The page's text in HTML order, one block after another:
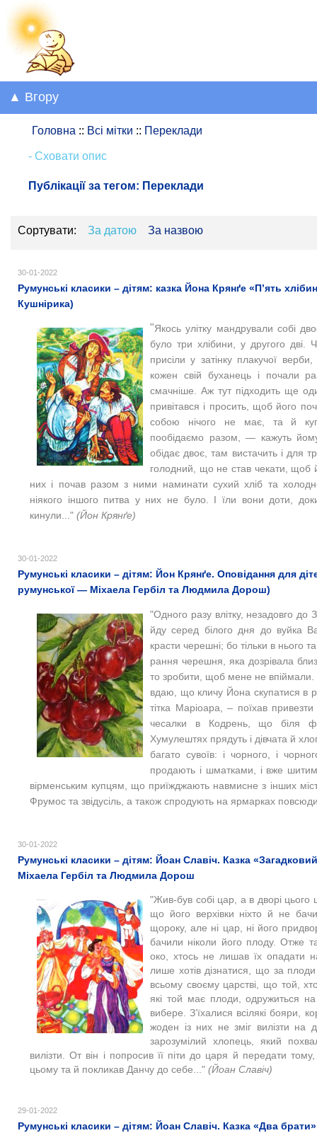
▲ Вгору
Головна :: Всі мітки :: Переклади
- Сховати опис
Публікації за тегом: Переклади
Сортувати: За датою За назвою
30-01-2022
Румунські класики – дітям: казка Йона Крянґе «П’ять
Кушнірика)
"Якось улітку мандрували собі
було три хлібини, у другого дві.
присіли у затінку плакучої
кожен свій буханець і почали
смачніше. Аж тут підходить ще
привітався і просить, щоб його
собою нічого не має, та й
пообідаємо разом, — кажуть
обідає двоє, там вистачить і для
голодний, що не став чекати, щоб
них і почав разом з ними наминати сухий хліб та
ніякого іншого питва у них не було. І їли вони доти,
кинули..." (Йон Крянґе)
30-01-2022
Румунські класики – дітям: Йон Крянґе. Оповідання для
румунської — Міхаела Гербіл та Людмила Дорош)
"Одного разу влітку, незадовго до
йду серед білого дня до вуйка
красти черешні; бо тільки в нього
рання черешня, яка дозрівала
то зробити, щоб мене не впіймали.
вдаю, що кличу Йона скупатися в
тітка Маріоара, – поїхав
чесалки в Кодрень, що біля
Хумулештях прядуть і дівчата й
багато сувоїв: i чорного, і
продають і шматками, і вже
вірменським купцям, що приїжджають навмисне з інших
Фрумос та звідусіль, а також спродують на ярмарках
30-01-2022
Румунські класики – дітям: Йоан Славіч. Казка
Міхаела Гербіл та Людмила Дорош
"Жив-був собі цар, а в дворі цього
що його верхівки ніхто й не
щороку, але ні цар, ні його
бачили ніколи його плоду. Отже
око, хтось не лишав їх опадати
лише хотів дізнатися, що за
всьому своєму царстві, що той,
які той має плоди, одружиться
вибере. З’їхалися всілякі бояри,
жоден із них не зміг вилізти на
зарозумілий хлопець, який
вилізти. От він і попросив її піти до царя й передати
цьому та й покликав Данчу до себе..." (Йоан Славіч)
29-01-2022
Румунські класики – дітям: Йоан Славіч. Казка «Два